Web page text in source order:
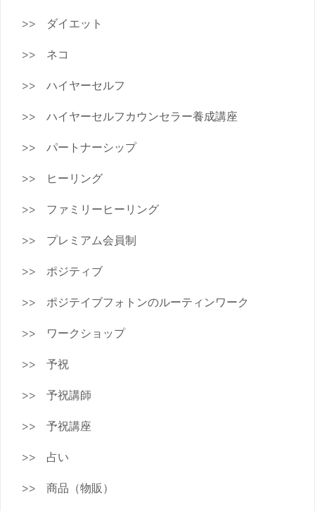
ダイエット
ネコ
ハイヤーセルフ
ハイヤーセルフカウンセラー養成講座
パートナーシップ
ヒーリング
ファミリーヒーリング
プレミアム会員制
ポジティブ
ポジテイブフォトンのルーティンワーク
ワークショップ
予祝
予祝講師
予祝講座
占い
商品（物販）